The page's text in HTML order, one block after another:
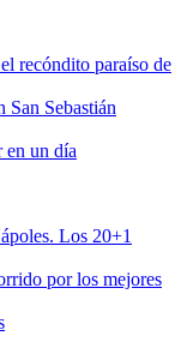
recóndito paraíso de
San Sebastián
en un día
Los 20+1
por los mejores